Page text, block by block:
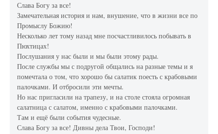
Слава Богу за все!
Замечательная история и нам, внушение, что в жизни все по
Промыслу Божию!
Несколько лет тому назад мне посчастливилось побывать в
Пюхтицах!
Послушания у нас были и мы были этому рады.
После службы мы с подругой общались на разные темы и я
помечтала о том, что хорошо бы салатик поесть с крабовыми
палочками. И отбросили эти мечты.
Но нас пригласили на трапезу, и на столе стояла огромная
салатница с салатом, именно с крабовыми палочками.
Там и ещё были события чудесные.
Слава Богу за все! Дивны дела Твои, Господи!